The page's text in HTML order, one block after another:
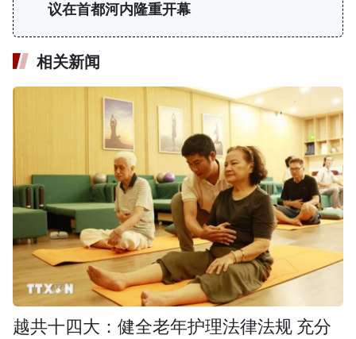
议在首都河内隆重开幕
相关新闻
越共十四大：健全老年护理法律法规 充分